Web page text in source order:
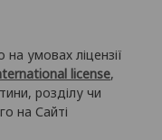
умовах ліцензії
license,
розділу чи
на Сайті